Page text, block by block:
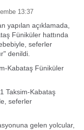
13:37
yapılan açıklamada,
Füniküler hattında
seferler
denildi.
Kabataş Füniküler
Taksim-Kabataş
seferler
gelen yolcular,